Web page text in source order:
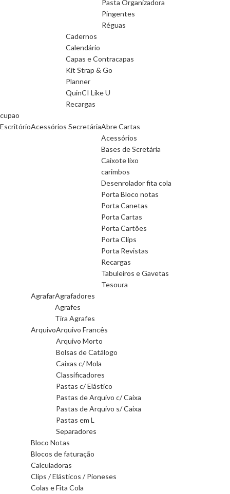
Pasta Organizadora
Pingentes
Réguas
Cadernos
Calendário
Capas e Contracapas
Kit Strap & Go
Planner
QuinCI Like U
Recargas
cupao
EscritórioAcessórios SecretáriaAbre Cartas
Acessórios
Bases de Scretária
Caixote lixo
carimbos
Desenrolador fita cola
Porta Bloco notas
Porta Canetas
Porta Cartas
Porta Cartões
Porta Clips
Porta Revistas
Recargas
Tabuleiros e Gavetas
Tesoura
AgrafarAgrafadores
Agrafes
Tira Agrafes
ArquivoArquivo Francês
Arquivo Morto
Bolsas de Catálogo
Caixas c/ Mola
Classificadores
Pastas c/ Elástico
Pastas de Arquivo c/ Caixa
Pastas de Arquivo s/ Caixa
Pastas em L
Separadores
Bloco Notas
Blocos de faturação
Calculadoras
Clips / Elásticos / Pioneses
Colas e Fita Cola